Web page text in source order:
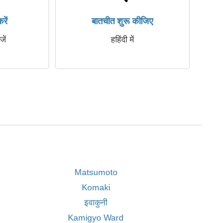
बातचीत शुरू कीजिए
हहिंदी में
Matsumoto
Komaki
इवाकुनी
Kamigyo Ward